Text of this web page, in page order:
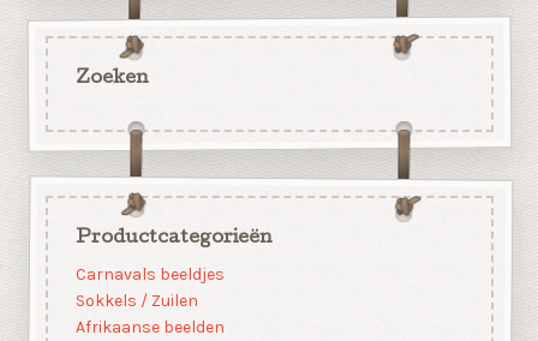
Zoeken
Productcategorieën
Carnavals beeldjes
Sokkels / Zuilen
Afrikaanse beelden